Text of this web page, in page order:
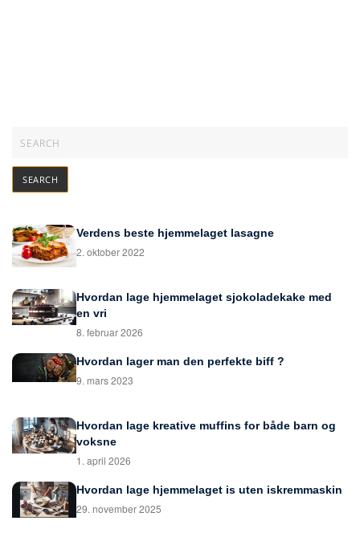
Verdens beste hjemmelaget lasagne
2. oktober 2022
Hvordan lage hjemmelaget sjokoladekake med
en vri
8. februar 2026
Hvordan lager man den perfekte biff ?
9. mars 2023
Hvordan lage kreative muffins for både barn og
voksne
1. april 2026
Hvordan lage hjemmelaget is uten iskremmaskin
29. november 2025